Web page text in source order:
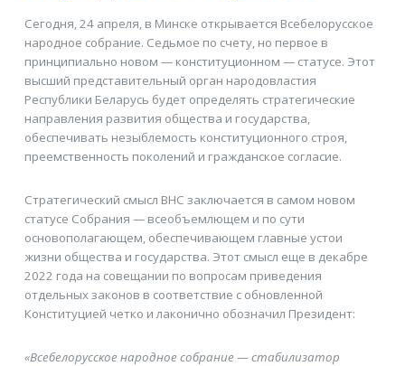
Сегодня, 24 апреля, в Минске открывается Всебелорусское
народное собрание. Седьмое по счету, но первое в
принципиально новом — конституционном — статусе. Этот
высший представительный орган народовластия
Республики Беларусь будет определять стратегические
направления развития общества и государства,
обеспечивать незыблемость конституционного строя,
преемственность поколений и гражданское согласие.
Стратегический смысл ВНС заключается в самом новом
статусе Собрания — всеобъемлющем и по сути
основополагающем, обеспечивающем главные устои
жизни общества и государства. Этот смысл еще в декабре
2022 года на совещании по вопросам приведения
отдельных законов в соответствие с обновленной
Конституцией четко и лаконично обозначил ­Президент:
«Всебелорусское народное собрание — стабилизатор